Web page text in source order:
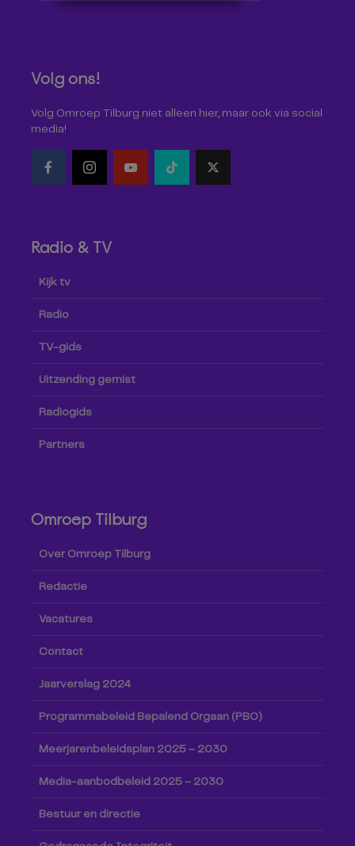
Volg ons!
Volg Omroep Tilburg niet alleen hier, maar ook via social
media!
Radio & TV
Kijk tv
Radio
TV-gids
Uitzending gemist
Radiogids
Partners
Omroep Tilburg
Over Omroep Tilburg
Redactie
Vacatures
Contact
Jaarverslag 2024
Programmabeleid Bepalend Orgaan (PBO)
Meerjarenbeleidsplan 2025 – 2030
Media-aanbodbeleid 2025 – 2030
Bestuur en directie